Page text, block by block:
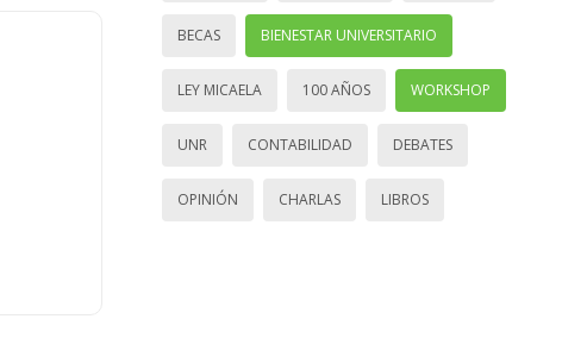
BECAS BIENESTAR UNIVERSITARIO
LEY MICAELA 100 AÑOS WORKSHOP
UNR CONTABILIDAD DEBATES
OPINIÓN CHARLAS LIBROS